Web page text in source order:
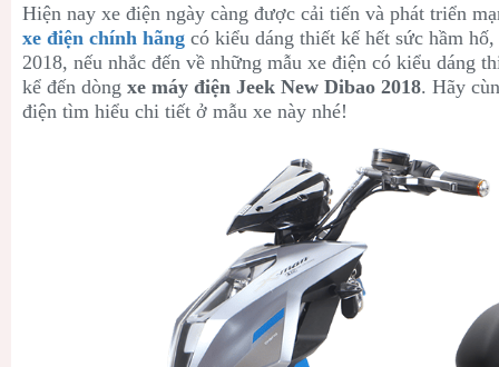
Hiện nay xe điện ngày càng được cải tiến và phát triển
xe điện chính hãng có kiểu dáng thiết kế hết sức hầm
2018, nếu nhắc đến về những mẫu xe điện có kiểu dáng
kể đến dòng xe máy điện Jeek New Dibao 2018. Hãy
điện tìm hiểu chi tiết ở mẫu xe này nhé!